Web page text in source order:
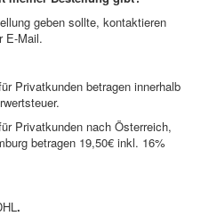
geben sollte, kontaktieren
E-Mail.
Privatkunden betragen innerhalb
Privatkunden nach Österreich,
betragen 19,50€ inkl. 16%
.